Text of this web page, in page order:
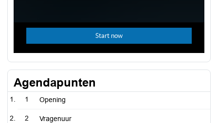
Agendapunten
1 Opening
2 Vragenuur